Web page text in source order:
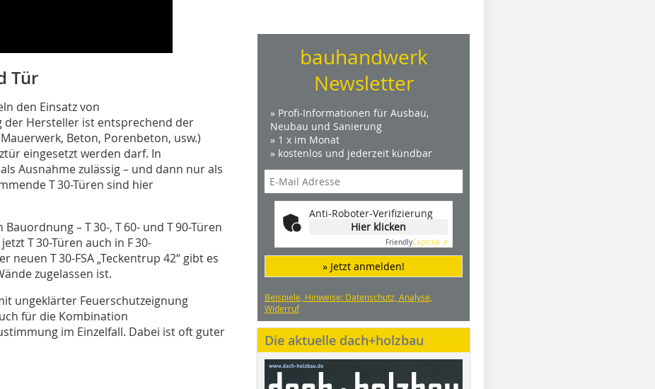
Tür
den Einsatz von
der Hersteller ist entsprechend der
Beton, Porenbeton, usw.)
eingesetzt werden darf. In
Ausnahme zulässig – und dann nur als
T 30-Türen sind hier
– T 30-, T 60- und T 90-Türen
T 30-Türen auch in F 30-
T 30-FSA „Teckentrup 42“ gibt es
zugelassen ist.
ungeklärter Feuerschutzeignung
für die Kombination
im Einzelfall. Dabei ist oft guter
bauhandwerk
Newsletter
» Profi-Informationen für Ausbau,
Neubau und Sanierung
» 1 x im Monat
» kostenlos und jederzeit kündbar
Anti-Roboter-Verifizierung
Hier klicken
FriendlyCaptcha ⇗
» Jetzt anmelden!
Beispiele, Hinweise: Datenschutz, Analyse,
Widerruf
Die aktuelle dach+holzbau